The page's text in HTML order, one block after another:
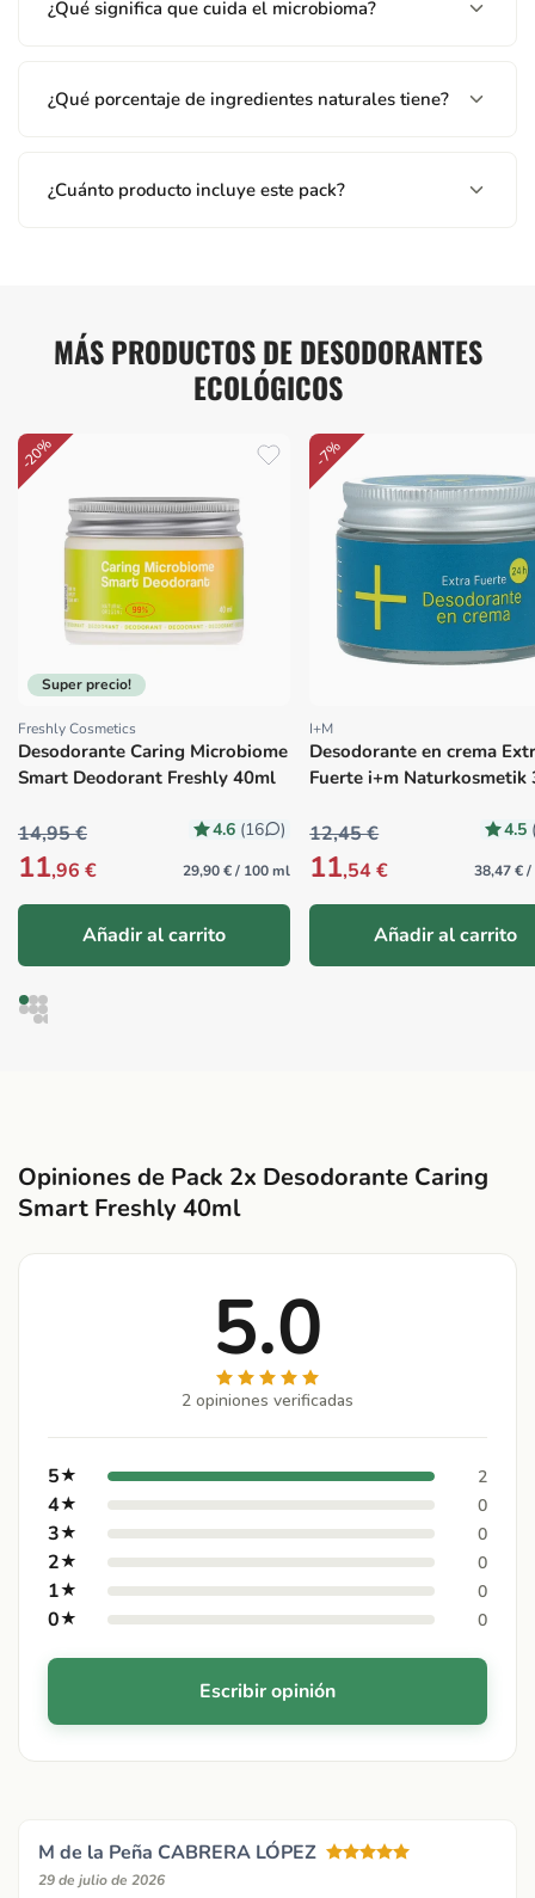
¿Qué significa que cuida el microbioma?
¿Qué porcentaje de ingredientes naturales tiene?
¿Cuánto producto incluye este pack?
MÁS PRODUCTOS DE DESODORANTES
ECOLÓGICOS
-20%
Super precio!
Proveedor:
Freshly Cosmetics
Desodorante Caring Microbiome
Smart Deodorant Freshly 40ml
4.6 (16 )
14,95 €
11,96 € 29,90 € / 100 ml
Añadir al carrito
-7%
Proveedor:
I+M
Desodorante en crema
Fuerte i+m Naturkosmetik
4.5
12,45 €
11,54 € 38,47 €
Añadir al carrito
Opiniones de Pack 2x Desodorante Caring
Smart Freshly 40ml
5.0
2 opiniones verificadas
5★ 2
4★ 0
3★ 0
2★ 0
1★ 0
0★ 0
Escribir opinión
M de la Peña CABRERA LÓPEZ
29 de julio de 2026